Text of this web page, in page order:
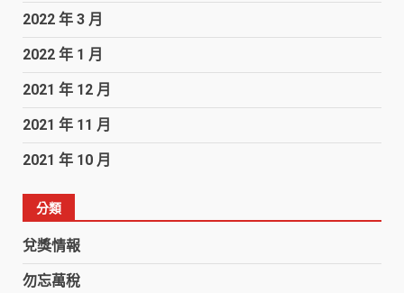
2022 年 3 月
2022 年 1 月
2021 年 12 月
2021 年 11 月
2021 年 10 月
分類
兌獎情報
勿忘萬稅